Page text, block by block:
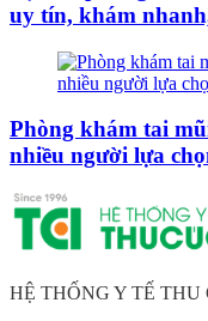
uy tín, khám
Phòng khám tai
nhiều người lựa
HỆ THỐNG Y TẾ THU